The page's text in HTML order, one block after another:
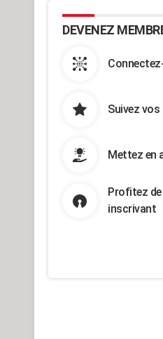
DEVENEZ
Suivez
Mettez en
Profitez
inscrivant